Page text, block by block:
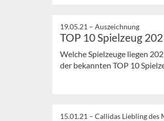
19.05.21 – Auszeichnung
TOP 10 Spielzeug
Welche Spielzeuge liegen
der bekannten TOP 10
15.01.21 – Callidas Liebling des